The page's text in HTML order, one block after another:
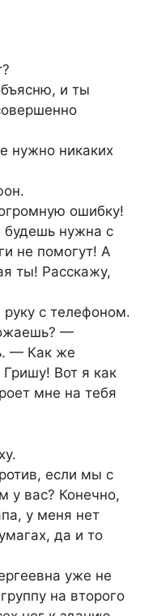
и ты
нужно никаких
ошибку!
нужна с
не помогут! А
ты! Расскажу,
с телефоном.
—
— Как же
Вот я как
мне на тебя
если мы с
у вас? Конечно,
у меня нет
да и то
уже не
на второго